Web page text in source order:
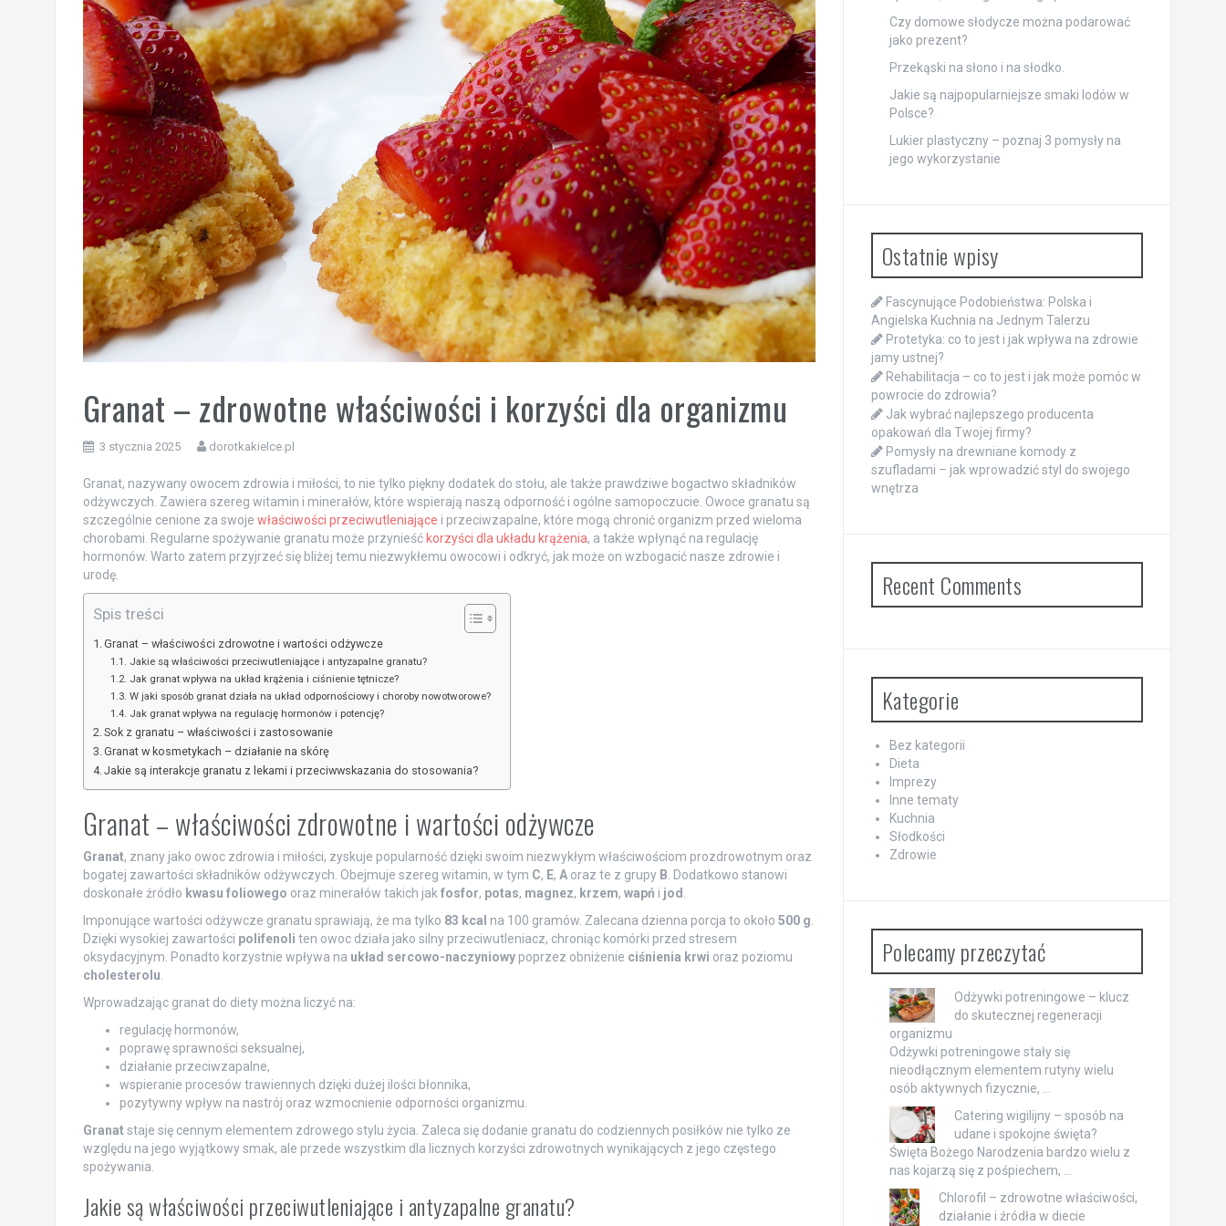
Granat – zdrowotne właściwości i korzyści dla organizmu
3 stycznia 2025 dorotkakielce.pl
Granat, nazywany owocem zdrowia i miłości, to nie tylko piękny dodatek do stołu, ale także prawdziwe bogactwo składników
odżywczych. Zawiera szereg witamin i minerałów, które wspierają naszą odporność i ogólne samopoczucie. Owoce granatu są
szczególnie cenione za swoje właściwości przeciwutleniające i przeciwzapalne, które mogą chronić organizm przed wieloma
chorobami. Regularne spożywanie granatu może przynieść korzyści dla układu krążenia, a także wpłynąć na regulację
hormonów. Warto zatem przyjrzeć się bliżej temu niezwykłemu owocowi i odkryć, jak może on wzbogacić nasze zdrowie i
urodę.
Spis treści
Granat – właściwości zdrowotne i wartości odżywcze
Jakie są właściwości przeciwutleniające i antyzapalne granatu?
Jak granat wpływa na układ krążenia i ciśnienie tętnicze?
W jaki sposób granat działa na układ odpornościowy i choroby nowotworowe?
Jak granat wpływa na regulację hormonów i potencję?
Sok z granatu – właściwości i zastosowanie
Granat w kosmetykach – działanie na skórę
Jakie są interakcje granatu z lekami i przeciwwskazania do stosowania?
Granat – właściwości zdrowotne i wartości odżywcze
Granat, znany jako owoc zdrowia i miłości, zyskuje popularność dzięki swoim niezwykłym właściwościom prozdrowotnym oraz
bogatej zawartości składników odżywczych. Obejmuje szereg witamin, w tym C, E, Aoraz te z grupy B. Dodatkowo stanowi
doskonałe źródło kwasu foliowego oraz minerałów takich jakfosfor, potas, magnez, krzem, wapń i jod .
Imponujące wartości odżywcze granatu sprawiają, że ma tylko 83 kcal na 100 gramów. Zalecana dzienna porcja to około 500 g.
Dzięki wysokiej zawartości polifenoli ten owoc działa jako silny przeciwutleniacz, chroniąc komórki przed stresem
oksydacyjnym. Ponadto korzystnie wpływa na układ sercowo-naczyniowypoprzez obniżenie ciśnienia krwi oraz poziomu
cholesterolu.
Wprowadzając granat do diety można liczyć na:
regulację hormonów,
poprawę sprawności seksualnej,
działanie przeciwzapalne,
wspieranie procesów trawiennych dzięki dużej ilości błonnika,
pozytywny wpływ na nastrój oraz wzmocnienie odporności organizmu.
Granatstaje się cennym elementem zdrowego stylu życia. Zaleca się dodanie granatu do codziennych posiłków nie tylko ze
względu na jego wyjątkowy smak, ale przede wszystkim dla licznych korzyści zdrowotnych wynikających z jego częstego
spożywania.
Jakie są właściwości przeciwutleniające i antyzapalne granatu?
Czy domowe słodycze można podarować
jako prezent?
Przekąski na słono i na słodko.
Jakie są najpopularniejsze smaki lodów w
Polsce?
Lukier plastyczny – poznaj 3 pomysły na
jego wykorzystanie
Ostatnie wpisy
Fascynujące Podobieństwa: Polska i
Angielska Kuchnia na Jednym Talerzu
Protetyka: co to jest i jak wpływa na zdrowie
jamy ustnej?
Rehabilitacja – co to jest i jak może pomóc w
powrocie do zdrowia?
Jak wybrać najlepszego producenta
opakowań dla Twojej firmy?
Pomysły na drewniane komody z
szufladami – jak wprowadzić styl do swojego
wnętrza
Recent Comments
Kategorie
Bez kategorii
Dieta
Imprezy
Inne tematy
Kuchnia
Słodkości
Zdrowie
Polecamy przeczytać
Odżywki potreningowe – klucz
do skutecznej regeneracji
organizmu
Odżywki potreningowe stały się
nieodłącznym elementem rutyny wielu
osób aktywnych fizycznie, …
Catering wigilijny – sposób na
udane i spokojne święta?
Święta Bożego Narodzenia bardzo wielu z
nas kojarzą się z pośpiechem, …
Chlorofil – zdrowotne właściwości,
działanie i źródła w diecie